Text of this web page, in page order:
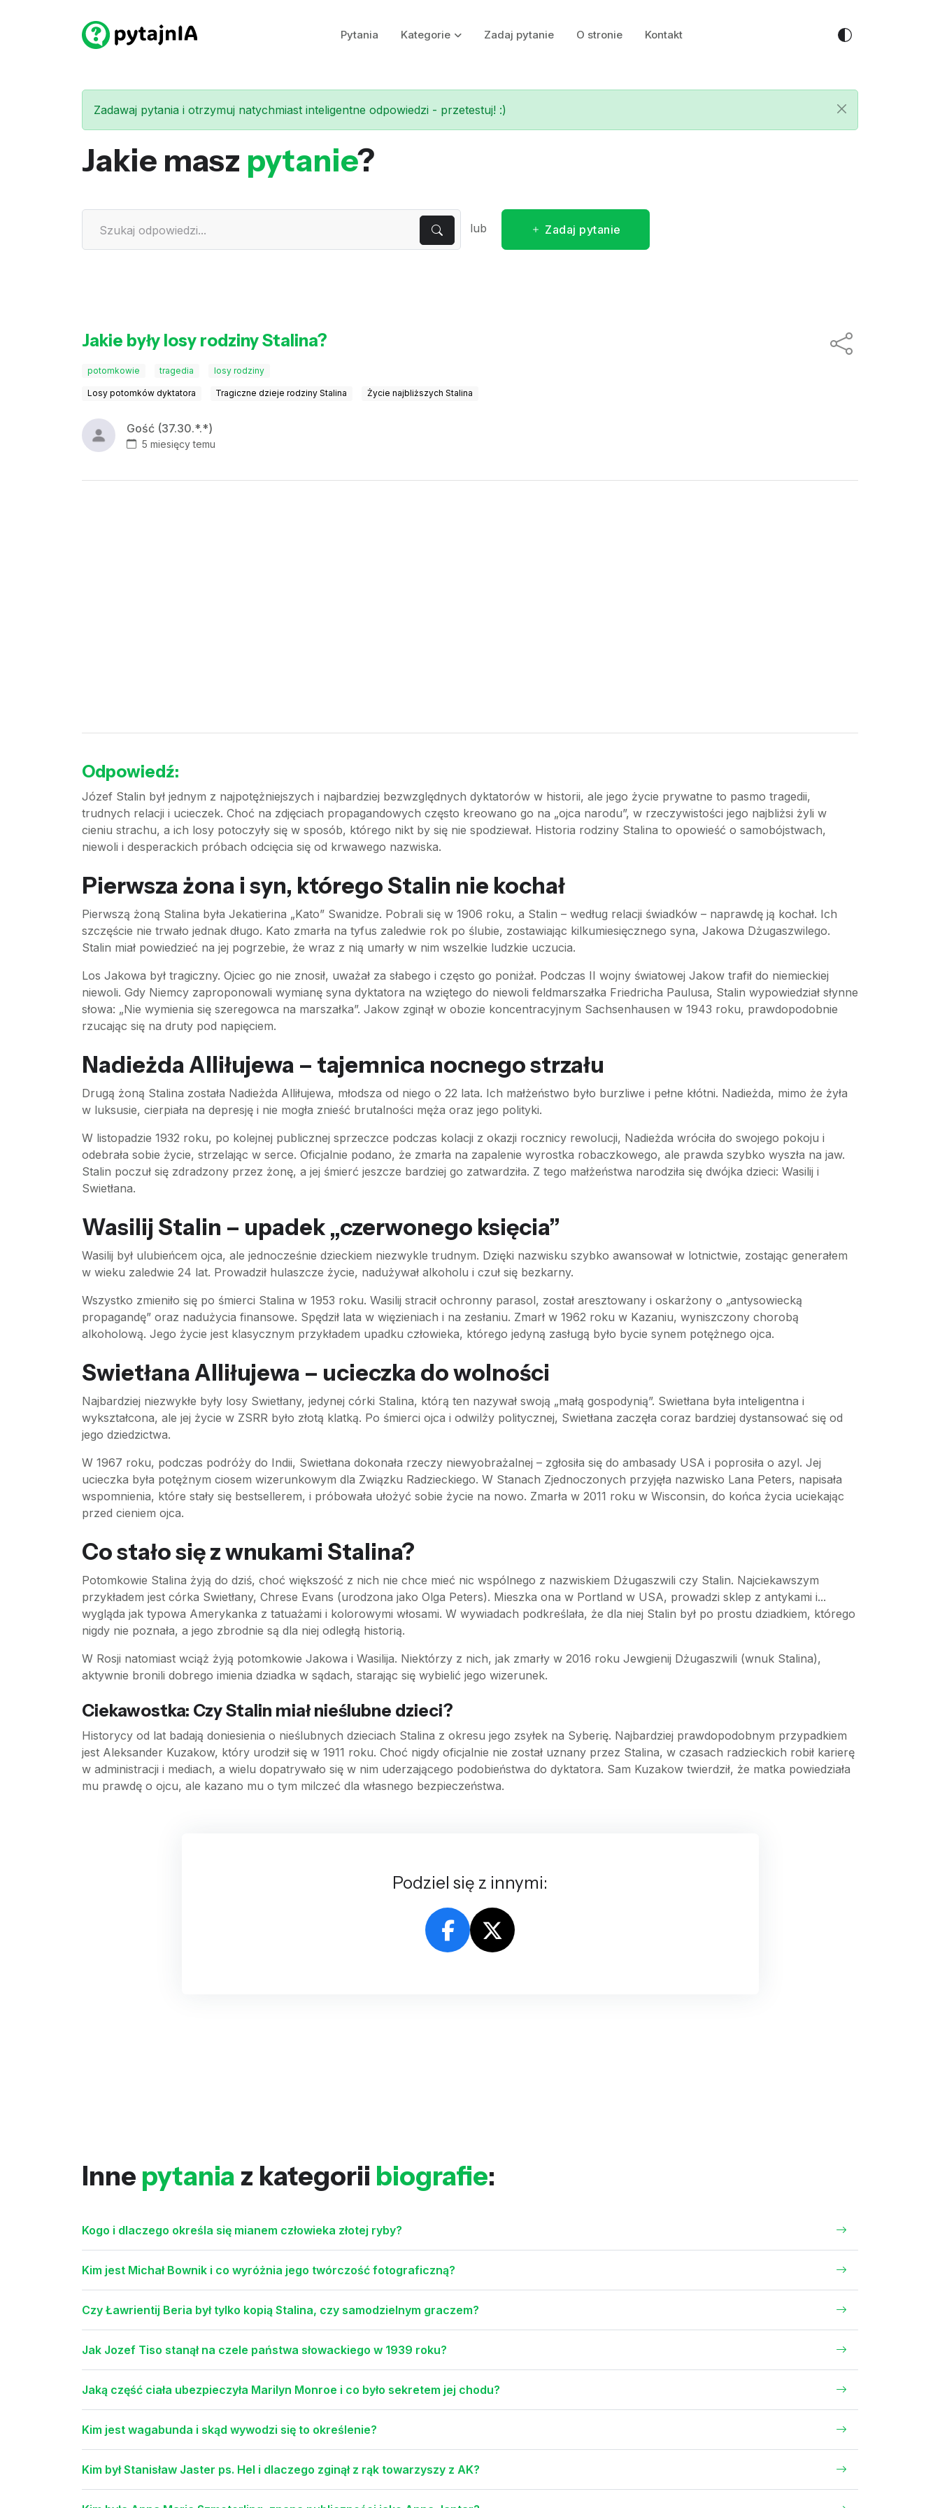
Pytania Kategorie Zadaj pytanie O stronie Kontakt
Zadawaj pytania i otrzymuj natychmiast inteligentne odpowiedzi - przetestuj! :)
Jakie masz pytanie?
lub Zadaj pytanie
Jakie były losy rodziny Stalina?
potomkowie tragedia losy rodziny
Losy potomków dyktatora Tragiczne dzieje rodziny Stalina Życie najbliższych Stalina
Gość (37.30.*.*)
5 miesięcy temu
Odpowiedź:
Józef Stalin był jednym z najpotężniejszych i najbardziej bezwzględnych dyktatorów w historii, ale jego życie prywatne to pasmo tragedii,
trudnych relacji i ucieczek. Choć na zdjęciach propagandowych często kreowano go na „ojca narodu”, w rzeczywistości jego najbliżsi żyli w
cieniu strachu, a ich losy potoczyły się w sposób, którego nikt by się nie spodziewał. Historia rodziny Stalina to opowieść o samobójstwach,
niewoli i desperackich próbach odcięcia się od krwawego nazwiska.
Pierwsza żona i syn, którego Stalin nie kochał
Pierwszą żoną Stalina była Jekatierina „Kato” Swanidze. Pobrali się w 1906 roku, a Stalin – według relacji świadków – naprawdę ją kochał. Ich
szczęście nie trwało jednak długo. Kato zmarła na tyfus zaledwie rok po ślubie, zostawiając kilkumiesięcznego syna, Jakowa Dżugaszwilego.
Stalin miał powiedzieć na jej pogrzebie, że wraz z nią umarły w nim wszelkie ludzkie uczucia.
Los Jakowa był tragiczny. Ojciec go nie znosił, uważał za słabego i często go poniżał. Podczas II wojny światowej Jakow trafił do niemieckiej
niewoli. Gdy Niemcy zaproponowali wymianę syna dyktatora na wziętego do niewoli feldmarszałka Friedricha Paulusa, Stalin wypowiedział słynne
słowa: „Nie wymienia się szeregowca na marszałka”. Jakow zginął w obozie koncentracyjnym Sachsenhausen w 1943 roku, prawdopodobnie
rzucając się na druty pod napięciem.
Nadieżda Alliłujewa – tajemnica nocnego strzału
Drugą żoną Stalina została Nadieżda Alliłujewa, młodsza od niego o 22 lata. Ich małżeństwo było burzliwe i pełne kłótni. Nadieżda, mimo że żyła
w luksusie, cierpiała na depresję i nie mogła znieść brutalności męża oraz jego polityki.
W listopadzie 1932 roku, po kolejnej publicznej sprzeczce podczas kolacji z okazji rocznicy rewolucji, Nadieżda wróciła do swojego pokoju i
odebrała sobie życie, strzelając w serce. Oficjalnie podano, że zmarła na zapalenie wyrostka robaczkowego, ale prawda szybko wyszła na jaw.
Stalin poczuł się zdradzony przez żonę, a jej śmierć jeszcze bardziej go zatwardziła. Z tego małżeństwa narodziła się dwójka dzieci: Wasilij i
Swietłana.
Wasilij Stalin – upadek „czerwonego księcia”
Wasilij był ulubieńcem ojca, ale jednocześnie dzieckiem niezwykle trudnym. Dzięki nazwisku szybko awansował w lotnictwie, zostając generałem
w wieku zaledwie 24 lat. Prowadził hulaszcze życie, nadużywał alkoholu i czuł się bezkarny.
Wszystko zmieniło się po śmierci Stalina w 1953 roku. Wasilij stracił ochronny parasol, został aresztowany i oskarżony o „antysowiecką
propagandę” oraz nadużycia finansowe. Spędził lata w więzieniach i na zesłaniu. Zmarł w 1962 roku w Kazaniu, wyniszczony chorobą
alkoholową. Jego życie jest klasycznym przykładem upadku człowieka, którego jedyną zasługą było bycie synem potężnego ojca.
Swietłana Alliłujewa – ucieczka do wolności
Najbardziej niezwykłe były losy Swietłany, jedynej córki Stalina, którą ten nazywał swoją „małą gospodynią”. Swietłana była inteligentna i
wykształcona, ale jej życie w ZSRR było złotą klatką. Po śmierci ojca i odwilży politycznej, Swietłana zaczęła coraz bardziej dystansować się od
jego dziedzictwa.
W 1967 roku, podczas podróży do Indii, Swietłana dokonała rzeczy niewyobrażalnej – zgłosiła się do ambasady USA i poprosiła o azyl. Jej
ucieczka była potężnym ciosem wizerunkowym dla Związku Radzieckiego. W Stanach Zjednoczonych przyjęła nazwisko Lana Peters, napisała
wspomnienia, które stały się bestsellerem, i próbowała ułożyć sobie życie na nowo. Zmarła w 2011 roku w Wisconsin, do końca życia uciekając
przed cieniem ojca.
Co stało się z wnukami Stalina?
Potomkowie Stalina żyją do dziś, choć większość z nich nie chce mieć nic wspólnego z nazwiskiem Dżugaszwili czy Stalin. Najciekawszym
przykładem jest córka Swietłany, Chrese Evans (urodzona jako Olga Peters). Mieszka ona w Portland w USA, prowadzi sklep z antykami i...
wygląda jak typowa Amerykanka z tatuażami i kolorowymi włosami. W wywiadach podkreślała, że dla niej Stalin był po prostu dziadkiem, którego
nigdy nie poznała, a jego zbrodnie są dla niej odległą historią.
W Rosji natomiast wciąż żyją potomkowie Jakowa i Wasilija. Niektórzy z nich, jak zmarły w 2016 roku Jewgienij Dżugaszwili (wnuk Stalina),
aktywnie bronili dobrego imienia dziadka w sądach, starając się wybielić jego wizerunek.
Ciekawostka: Czy Stalin miał nieślubne dzieci?
Historycy od lat badają doniesienia o nieślubnych dzieciach Stalina z okresu jego zsyłek na Syberię. Najbardziej prawdopodobnym przypadkiem
jest Aleksander Kuzakow, który urodził się w 1911 roku. Choć nigdy oficjalnie nie został uznany przez Stalina, w czasach radzieckich robił karierę
w administracji i mediach, a wielu dopatrywało się w nim uderzającego podobieństwa do dyktatora. Sam Kuzakow twierdził, że matka powiedziała
mu prawdę o ojcu, ale kazano mu o tym milczeć dla własnego bezpieczeństwa.
Podziel się z innymi:
Inne pytania z kategorii biografie:
Kogo i dlaczego określa się mianem człowieka złotej ryby?
Kim jest Michał Bownik i co wyróżnia jego twórczość fotograficzną?
Czy Ławrientij Beria był tylko kopią Stalina, czy samodzielnym graczem?
Jak Jozef Tiso stanął na czele państwa słowackiego w 1939 roku?
Jaką część ciała ubezpieczyła Marilyn Monroe i co było sekretem jej chodu?
Kim jest wagabunda i skąd wywodzi się to określenie?
Kim był Stanisław Jaster ps. Hel i dlaczego zginął z rąk towarzyszy z AK?